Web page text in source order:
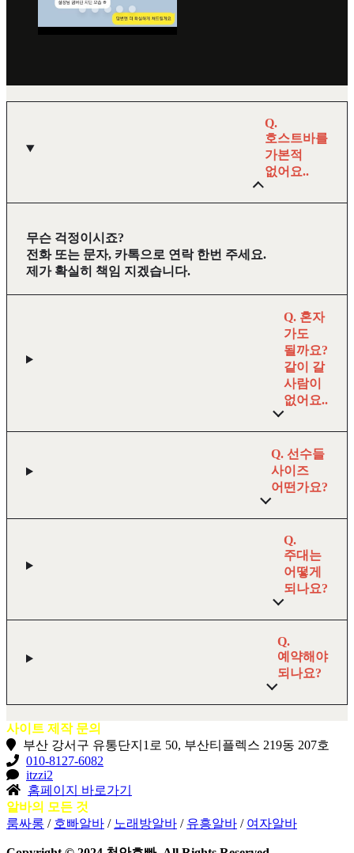
Q.
호스트바를
가본적
없어요..
무슨 걱정이시죠?
전화 또는 문자, 카톡으로 연락 한번 주세요.
제가 확실히 책임 지겠습니다.
Q. 혼자
가도
될까요?
같이 갈
사람이
없어요..
Q. 선수들
사이즈
어떤가요?
Q.
주대는
어떻게
되나요?
Q.
예약해야
되나요?
사이트 제작 문의
부산 강서구 유통단지1로 50, 부산티플렉스 219동 207호
010-8127-6082
itzzi2
홈페이지 바로가기
알바의 모든 것
룸싸롱 / 호빠알바 / 노래방알바 / 유흥알바 / 여자알바